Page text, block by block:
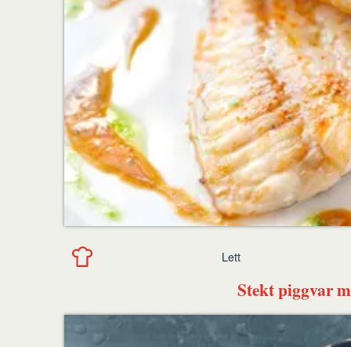
Stekt piggvar
Lett